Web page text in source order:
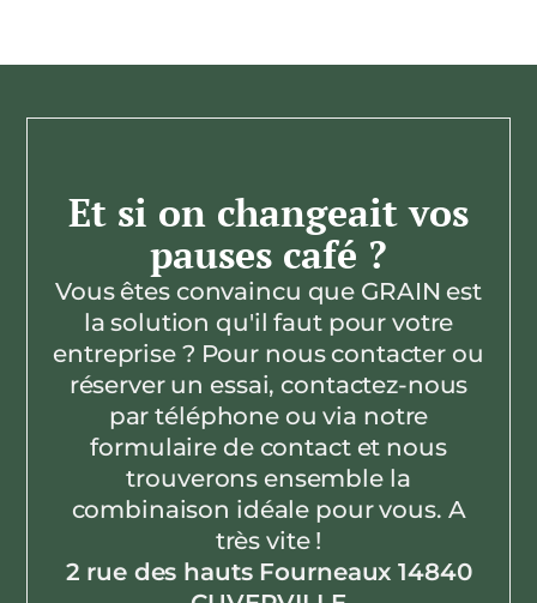
Et si on changeait vos
pauses café ?
Vous êtes convaincu que GRAIN est
la solution qu'il faut pour votre
entreprise ? Pour nous contacter ou
réserver un essai, contactez-nous
par téléphone ou via notre
formulaire de contact et nous
trouverons ensemble la
combinaison idéale pour vous. A
très vite !
2 rue des hauts Fourneaux 14840